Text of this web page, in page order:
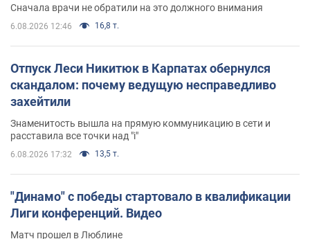
Сначала врачи не обратили на это должного внимания
6.08.2026 12:46 16,8 т.
Отпуск Леси Никитюк в Карпатах обернулся
скандалом: почему ведущую несправедливо
захейтили
Знаменитость вышла на прямую коммуникацию в сети и
расставила все точки над "i"
6.08.2026 17:32 13,5 т.
"Динамо" с победы стартовало в квалификации
Лиги конференций. Видео
Матч прошел в Люблине